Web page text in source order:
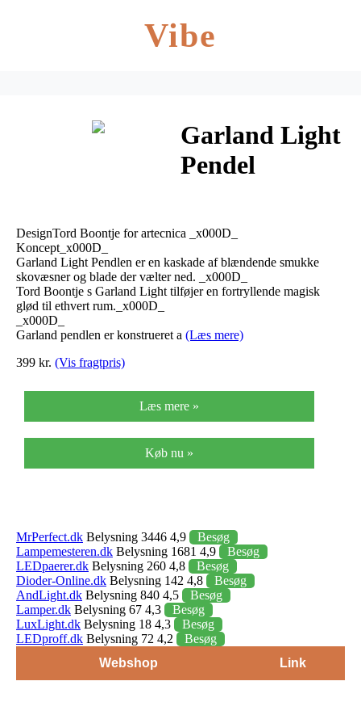
Vibe
Garland Light
Pendel
Artecnica
DesignTord Boontje for artecnica _x000D_
Koncept_x000D_
Garland Light Pendlen er en kaskade af blændende smukke
skovæsner og blade der vælter ned. _x000D_
Tord Boontje s Garland Light tilføjer en fortryllende magisk
glød til ethvert rum._x000D_
_x000D_
Garland pendlen er konstrueret a (Læs mere)
399 kr. (Vis fragtpris)
Læs mere »
Køb nu »
MrPerfect.dk Belysning 3446 4,9
Besøg
Lampemesteren.dk Belysning 1681 4,9
Besøg
LEDpaerer.dk Belysning 260 4,8
Besøg
Dioder-Online.dk Belysning 142 4,8
Besøg
AndLight.dk Belysning 840 4,5
Besøg
Lamper.dk Belysning 67 4,3
Besøg
LuxLight.dk Belysning 18 4,3
Besøg
LEDproff.dk Belysning 72 4,2
Besøg
Webshop
Link